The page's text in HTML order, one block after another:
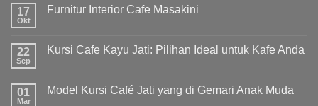
17
Okt
Furnitur Interior Cafe Masakini
22
Sep
Kursi Cafe Kayu Jati: Pilihan Ideal untuk Kafe Anda
01
Mar
Model Kursi Café Jati yang di Gemari Anak Muda